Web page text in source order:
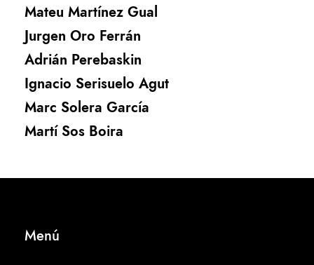
Mateu Martínez Gual
Jurgen Oro Ferrán
Adrián Perebaskin
Ignacio Serisuelo Agut
Marc Solera García
Martí Sos Boira
Menú